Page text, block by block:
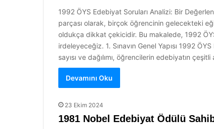
1992 ÖYS Edebiyat Soruları Analizi: Bir
parçası olarak, birçok öğrencinin gelecekteki
oldukça dikkat çekicidir. Bu makalede, 1992
irdeleyeceğiz. 1. Sınavın Genel Yapısı 1992
sayısı ve dağılımı, öğrencilerin edebiyatın
Devamını Oku
23 Ekim 2024
1981 Nobel Edebiyat Ödülü